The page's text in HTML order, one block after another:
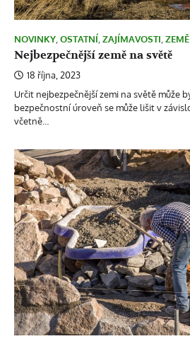
NOVINKY,OSTATNÍ,ZAJÍMAVOSTI,
Nejbezpečnější země na světě
18 října, 2023
Určit nejbezpečnější zemi na světě může
bezpečnostní úroveň se může lišit v
včetně…